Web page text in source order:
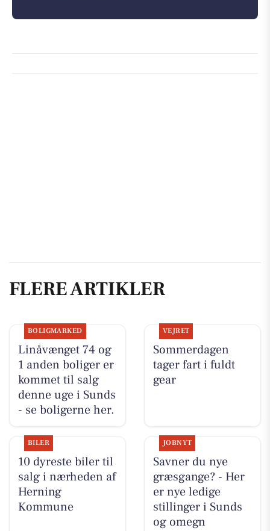
FLERE ARTIKLER
BOLIGMARKED
Linåvænget 74 og
1 anden boliger er
kommet til salg
denne uge i Sunds
- se boligerne her.
VEJRET
Sommerdagen
tager fart i fuldt
gear
BILER
10 dyreste biler til
salg i nærheden af
Herning
Kommune
JOBNYT
Savner du nye
græsgange? - Her
er nye ledige
stillinger i Sunds
og omegn